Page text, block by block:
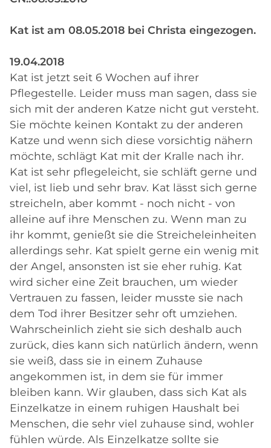
Kat ist am 08.05.2018 bei Christa eingezogen.
19.04.2018
Kat ist jetzt seit 6 Wochen auf ihrer
Pflegestelle. Leider muss man sagen, dass sie
sich mit der anderen Katze nicht gut versteht.
Sie möchte keinen Kontakt zu der anderen
Katze und wenn sich diese vorsichtig nähern
möchte, schlägt Kat mit der Kralle nach ihr.
Kat ist sehr pflegeleicht, sie schläft gerne und
viel, ist lieb und sehr brav. Kat lässt sich gerne
streicheln, aber kommt - noch nicht - von
alleine auf ihre Menschen zu. Wenn man zu
ihr kommt, genießt sie die Streicheleinheiten
allerdings sehr. Kat spielt gerne ein wenig mit
der Angel, ansonsten ist sie eher ruhig. Kat
wird sicher eine Zeit brauchen, um wieder
Vertrauen zu fassen, leider musste sie nach
dem Tod ihrer Besitzer sehr oft umziehen.
Wahrscheinlich zieht sie sich deshalb auch
zurück, dies kann sich natürlich ändern, wenn
sie weiß, dass sie in einem Zuhause
angekommen ist, in dem sie für immer
bleiben kann. Wir glauben, dass sich Kat als
Einzelkatze in einem ruhigen Haushalt bei
Menschen, die sehr viel zuhause sind, wohler
fühlen würde. Als Einzelkatze sollte sie